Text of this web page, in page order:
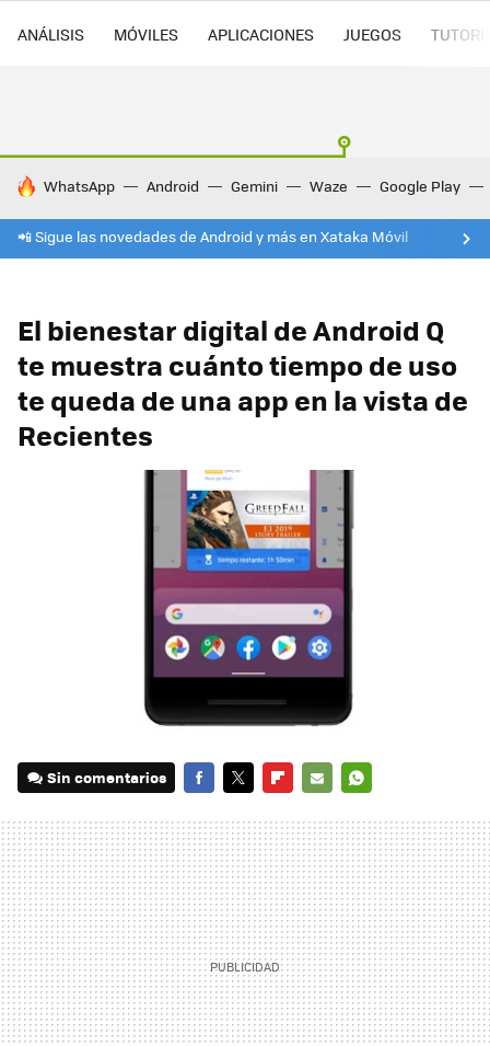
ANÁLISIS MÓVILES APLICACIONES JUEGOS
HOY SE HABLA DE
WhatsApp Android Gemini Waze Google Play
📲 Sigue las novedades de Android y más en Xataka Móvil
El bienestar digital de Android Q
te muestra cuánto tiempo de uso
te queda de una app en la vista de
Recientes
Sin comentarios
MAIL